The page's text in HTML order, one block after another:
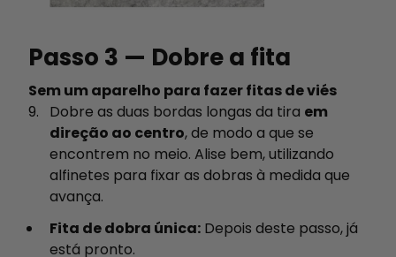
Passo 3 — Dobre a fita
Sem um aparelho para fazer fitas de viés
Dobre as duas bordas longas da tira em
direção ao centro, de modo a que se
encontrem no meio. Alise bem, utilizando
alfinetes para fixar as dobras à medida que
avança.
Fita de dobra única: Depois deste passo, já
está pronto.